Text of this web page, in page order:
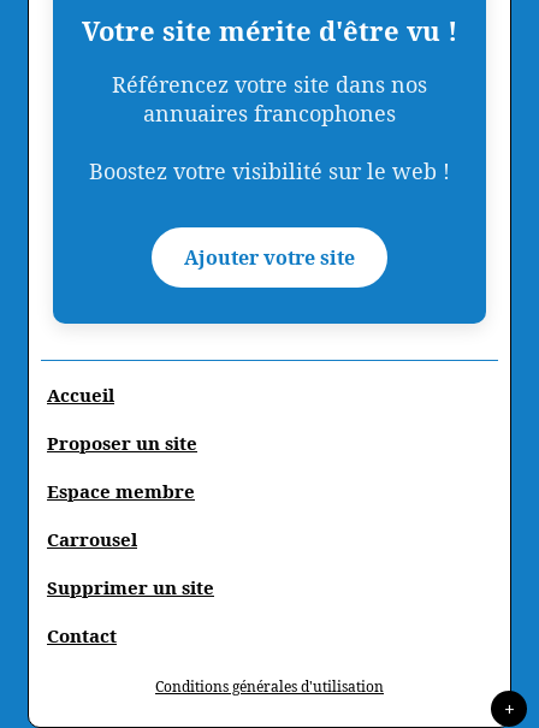
Votre site mérite d'être vu !
Référencez votre site dans nos
annuaires francophones
Boostez votre visibilité sur le web !
Ajouter votre site
Accueil
Proposer un site
Espace membre
Carrousel
Supprimer un site
Contact
Conditions générales d'utilisation
+